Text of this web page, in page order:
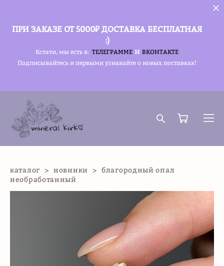
ПРИ ЗАКАЗЕ ОТ 5000₽ ДОСТАВКА БЕСПЛАТНАЯ
:)
Кстати, мы есть в: ТЕЛЕГРАММЕ и ВКОНТАКТЕ
Подписывайтесь и первыми узнавайте о новых поставках!
каталог > новинки > благородный опал
необработанный